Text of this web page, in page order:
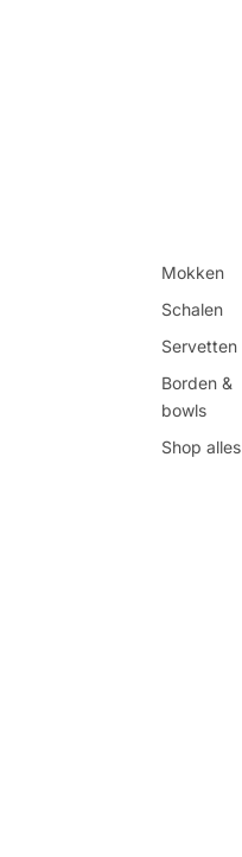
Mokken
Schalen
Servetten
Borden &
bowls
Shop alles